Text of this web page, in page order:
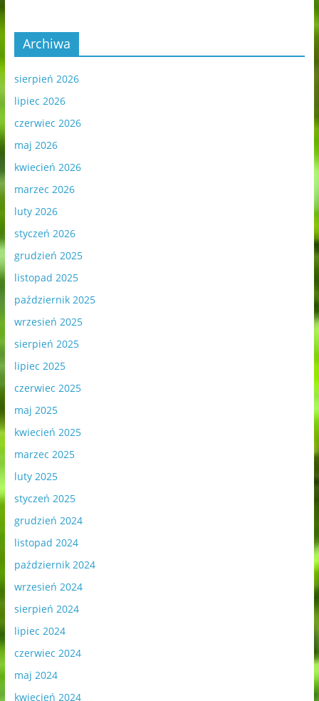
Archiwa
sierpień 2026
lipiec 2026
czerwiec 2026
maj 2026
kwiecień 2026
marzec 2026
luty 2026
styczeń 2026
grudzień 2025
listopad 2025
październik 2025
wrzesień 2025
sierpień 2025
lipiec 2025
czerwiec 2025
maj 2025
kwiecień 2025
marzec 2025
luty 2025
styczeń 2025
grudzień 2024
listopad 2024
październik 2024
wrzesień 2024
sierpień 2024
lipiec 2024
czerwiec 2024
maj 2024
kwiecień 2024